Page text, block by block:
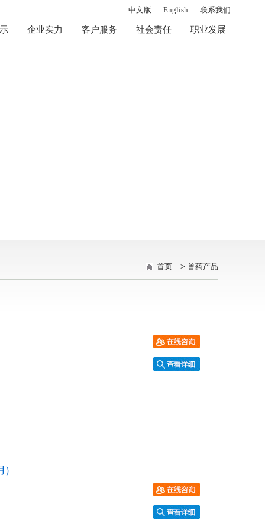
中文版 English 联系我们
企业实力 客户服务 社会责任 职业发展
首页 > 兽药产品